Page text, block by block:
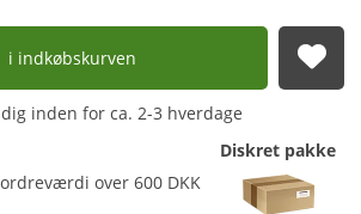
i indkøbskurven
dig inden for ca. 2-3 hverdage
over 600 DKK
Diskret pakke